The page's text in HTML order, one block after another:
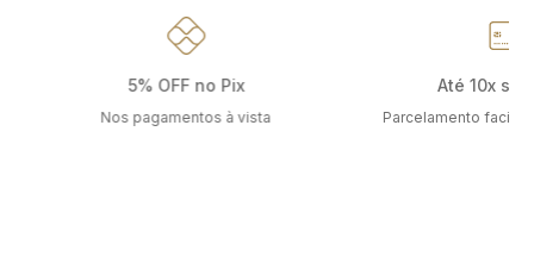
5% OFF no Pix
Nos pagamentos à vista
Até 10x
Parcelamento